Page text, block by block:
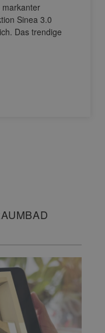
markanter
Sinea 3.0
Das trendige